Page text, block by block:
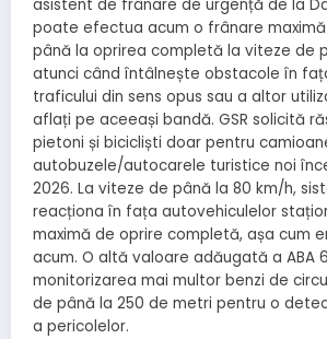
asistent de frânare de urgență de la
poate efectua acum o frânare
până la oprirea completă la viteze de
atunci când întâlnește obstacole în
traficului din sens opus sau a altor
aflați pe aceeași bandă. GSR solicită
pietoni și bicicliști doar pentru
autobuzele/autocarele turistice noi
2026. La viteze de până la 80 km/h,
reacționa în fața autovehiculelor
maximă de oprire completă, așa cum
acum. O altă valoare adăugată a ABA
monitorizarea mai multor benzi de
de până la 250 de metri pentru o
a pericolelor.